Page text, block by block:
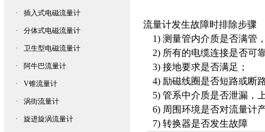
· 插入式电磁流量计
· 分体式电磁流量计
· 卫生型电磁流量计
· 阿牛巴流量计
· V锥流量计
· 涡街流量计
· 旋进旋涡流量计
流量计发生故障时排除步骤
1) 测量管内介质是否满
2) 所有的电缆连接是
3) 接地要求是否满足
4) 励磁线圈是否短路或
5) 管系中介质是否泄漏
6) 周围环境是否对流量
7) 转换器是否发生故障